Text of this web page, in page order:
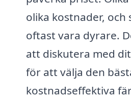
olika kostnader, och
oftast vara dyrare.
att diskutera med
för att välja den
kostnadseffektiva